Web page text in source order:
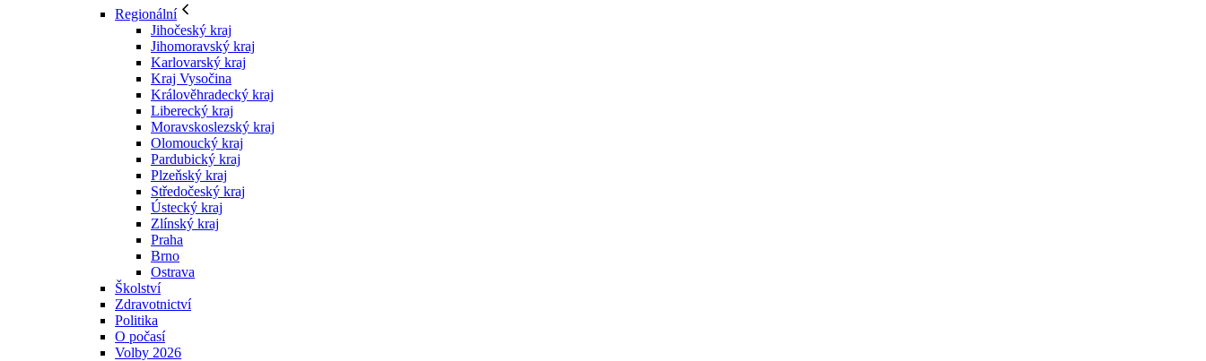
Regionální
Jihočeský kraj
Jihomoravský kraj
Karlovarský kraj
Kraj Vysočina
Králověhradecký kraj
Liberecký kraj
Moravskoslezský kraj
Olomoucký kraj
Pardubický kraj
Plzeňský kraj
Středočeský kraj
Ústecký kraj
Zlínský kraj
Praha
Brno
Ostrava
Školství
Zdravotnictví
Politika
O počasí
Volby 2026